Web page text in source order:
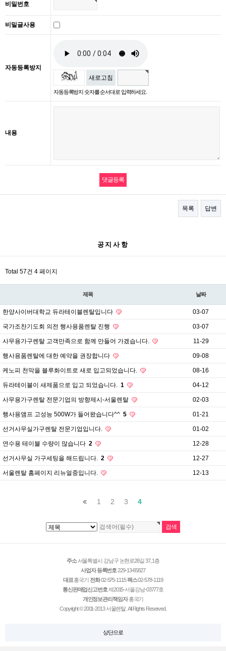
비밀번호
비밀글사용
자동등록방지
새로고침
자동등록방지 숫자를 순서대로 입력하세요.
내용
목록 답변
공지사항
Total 57건 4 페이지
제목 날짜
한양사이버대학교 듀라테이블렌탈입니다 03-07
국가조찬기도회 의전 행사용품렌탈 진행 03-07
사무용가구렌탈 고객만족으로 함께 만들어 가겠습니다. 11-29
행사용품렌탈에 대한 예약을 권장합니다 09-08
케노피 천막을 블루화이트로 새로 입고되었습니다. 08-16
듀라테이블이 새제품으로 입고 되었습니다. 1 04-12
사무용가구렌탈 전문기업의 방향제시-서울렌탈 02-03
행사용앰프 고성능 500W가 들어왔습니다^^ 5 01-21
선거사무실가구렌탈 전문기업입니다. 01-02
연수용 테이블 수량이 많습니다 2 12-28
선거사무실 가구세팅을 해드립니다. 2 12-27
서울렌탈 홈페이지 리뉴얼중입니다. 12-13
1 2 3 4
주소서울특별시 강남구 논현로28길 37, 1층
사업자 등록번호229-13-65827
대표홍국기 전화02-575-1115팩스02-578-1119
통신판매업신고번호제2015-서울강남-03777호
개인정보관리책임자홍국기
Copyright © 2001-2013 서울렌탈. All Rights Reserved.
상단으로